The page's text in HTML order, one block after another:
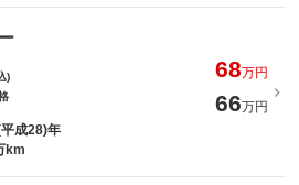
)
68万円
66万円
成28)年
km